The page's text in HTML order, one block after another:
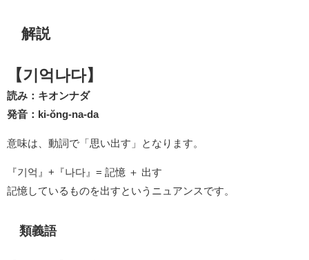
解説
【기억나다】
読み：キオンナダ
発音：ki-ŏng-na-da
意味は、動詞で「思い出す」となります。
『기억』+『나다』= 記憶 ＋ 出す
記憶しているものを出すというニュアンスです。
類義語